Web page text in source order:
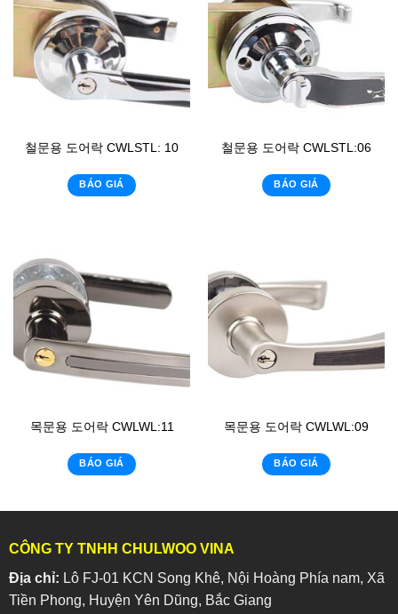
철문용 도어락 CWLSTL: 10
BÁO GIÁ
철문용 도어락 CWLSTL:06
BÁO GIÁ
목문용 도어락 CWLWL:11
BÁO GIÁ
목문용 도어락 CWLWL:09
BÁO GIÁ
CÔNG TY TNHH CHULWOO VINA
Địa chỉ: Lô FJ-01 KCN Song Khê, Nội Hoàng Phía nam, Xã
Tiền Phong, Huyện Yên Dũng, Bắc Giang